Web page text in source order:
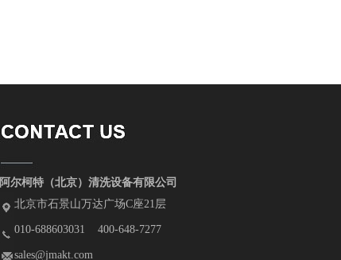
阿尔柯特（北京）清洗设备有限公司
北京市石景山万达广场C座21层
010-688603031 400-648-7277
sales@jmakt.com